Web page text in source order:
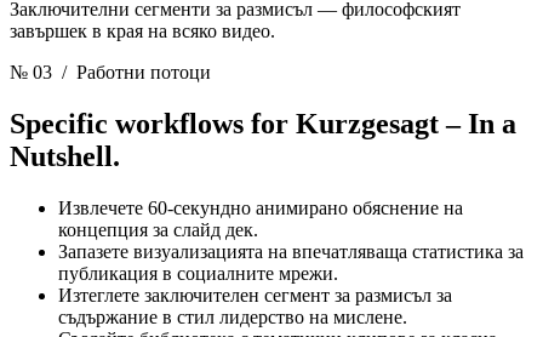
Заключителни сегменти за размисъл — философският
завършек в края на всяко видео.
№ 03 / Работни потоци
Specific workflows for Kurzgesagt – In a
Nutshell.
Извлечете 60-секундно анимирано обяснение на
концепция за слайд дек.
Запазете визуализацията на впечатляваща статистика за
публикация в социалните мрежи.
Изтеглете заключителен сегмент за размисъл за
съдържание в стил лидерство на мислене.